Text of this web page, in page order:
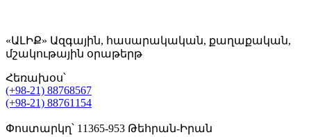
«ԱԼԻՔ» Ազգային, հասարակական, քաղաքական,
մշակութային օրաթերթ
Հեռախօս՝
(+98-21) 88768567
(+98-21) 88761154
Փոստարկղ՝ 11365-953 Թեհրան-Իրան